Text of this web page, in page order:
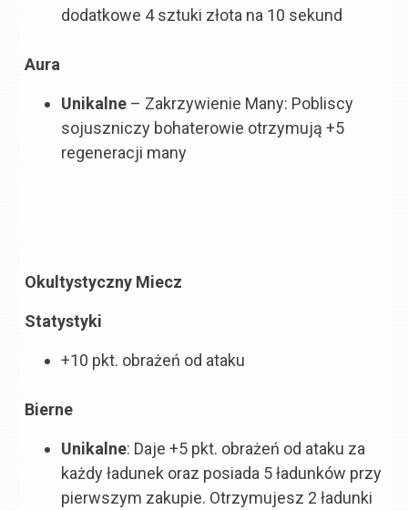
dodatkowe 4 sztuki złota na 10 sekund
Aura
Unikalne – Zakrzywienie Many: Pobliscy
sojuszniczy bohaterowie otrzymują +5
regeneracji many
Okultystyczny Miecz
Statystyki
+10 pkt. obrażeń od ataku
Bierne
Unikalne: Daje +5 pkt. obrażeń od ataku za
każdy ładunek oraz posiada 5 ładunków przy
pierwszym zakupie. Otrzymujesz 2 ładunki